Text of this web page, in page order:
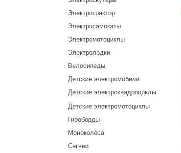
Электротрактор
Электросамокаты
Электромотоциклы
Электролодки
Велосипеды
Детские электромобили
Детские электроквадроциклы
Детские электромотоциклы
Гироборды
Моноколёса
Сегвеи